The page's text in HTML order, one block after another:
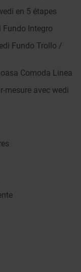
en 5 étapes
Fundo Integro
Fundo Trollo /
Comoda Linea
mesure avec wedi